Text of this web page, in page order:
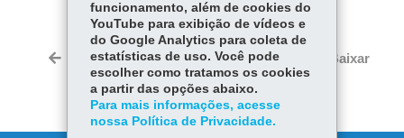
Fa
ce
bo
ok
Tw
er
W
ha
ts
Ap
Voltar Início Imprimir Baixar
funcionamento, além de cookies do
YouTube para exibição de vídeos e
do Google Analytics para coleta de
estatísticas de uso. Você pode
escolher como tratamos os cookies
a partir das opções abaixo.
Para mais informações, acesse
nossa Política de Privacidade.